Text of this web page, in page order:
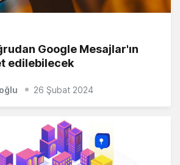
Google Mesajlar'ın
edilebilecek
26 Şubat 2024